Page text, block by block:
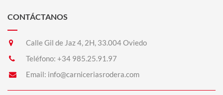
CONTÁCTANOS
Calle Gil de Jaz 4, 2H, 33.004 Oviedo
Teléfono: +34 985.25.91.97
Email: info@carniceriasrodera.com